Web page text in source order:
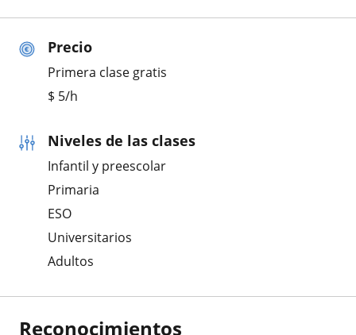
Precio
Primera clase gratis
$ 5/h
Niveles de las clases
Infantil y preescolar
Primaria
ESO
Universitarios
Adultos
Reconocimientos